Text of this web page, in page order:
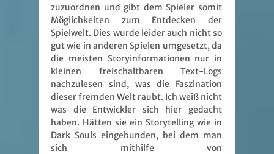
zuzuordnen und gibt dem Spieler somit
Möglichkeiten zum Entdecken der
Spielwelt. Dies wurde leider auch nicht so
gut wie in anderen Spielen umgesetzt, da
die meisten Storyinformationen nur in
kleinen freischaltbaren Text-Logs
nachzulesen sind, was die Faszination
dieser fremden Welt raubt. Ich weiß nicht
was die Entwickler sich hier gedacht
haben. Hätten sie ein Storytelling wie in
Dark Souls eingebunden, bei dem man
sich mithilfe von